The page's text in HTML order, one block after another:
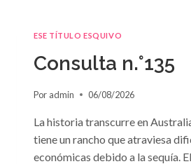
ESE TÍTULO ESQUIVO
Consulta n.°135
Por admin 06/08/2026
La historia transcurre en
tiene un rancho que atraviesa
económicas debido a la sequía.